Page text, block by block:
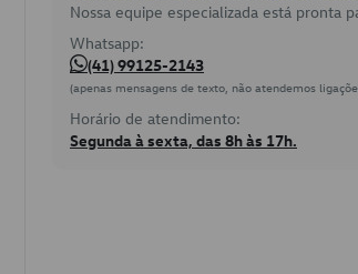
Nossa equipe especializada está pronta
Whatsapp:
(41) 99125-2143
(apenas mensagens de texto, não atendemos
Horário de atendimento:
Segunda à sexta, das 8h às 17h.